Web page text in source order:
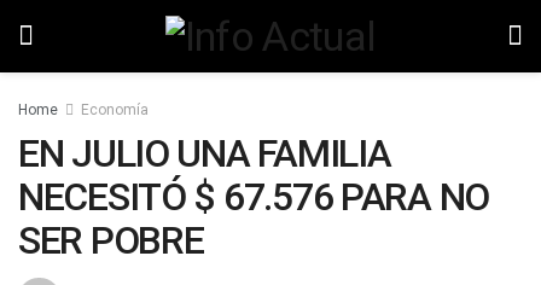
Home Economía
EN JULIO UNA FAMILIA
NECESITÓ $ 67.576 PARA NO
SER POBRE